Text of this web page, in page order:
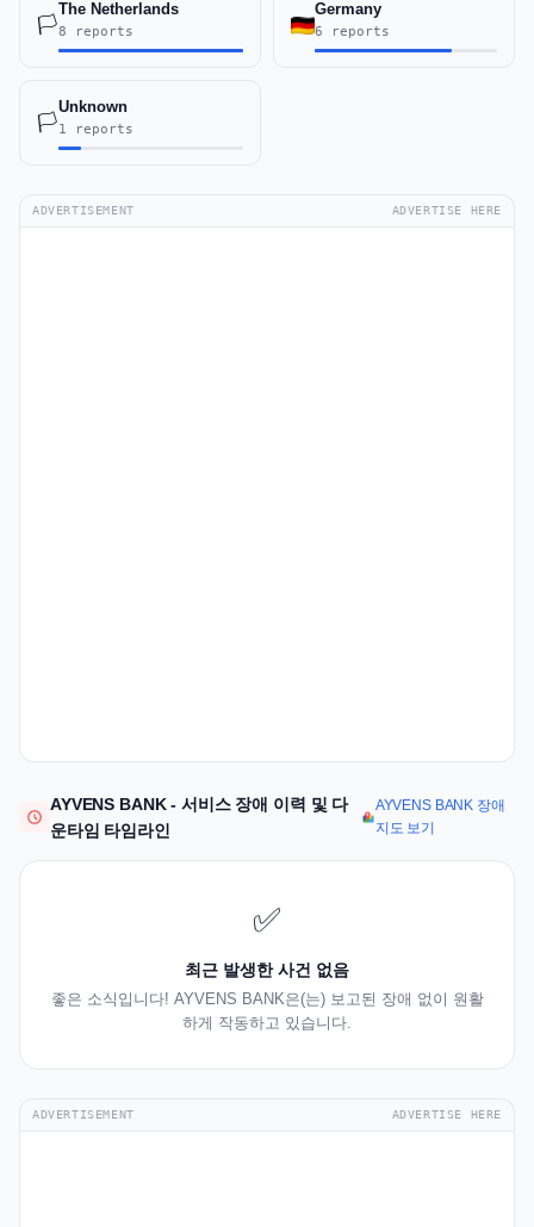
🏳️
The Netherlands
8 reports
Germany
6 reports
🏳️
Unknown
1 reports
ADVERTISEMENT ADVERTISE HERE
AYVENS BANK - 서비스 장애 이력 및 다
운타임 타임라인
AYVENS BANK 장애
지도 보기
✅
최근 발생한 사건 없음
좋은 소식입니다! AYVENS BANK은(는) 보고된 장애 없이 원활
하게 작동하고 있습니다.
ADVERTISEMENT ADVERTISE HERE